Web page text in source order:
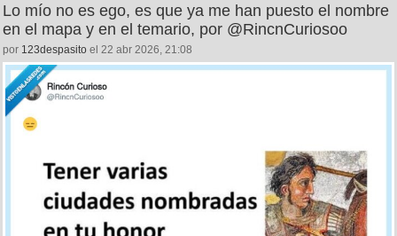
Lo mío no es ego, es que ya me han puesto el nombre
en el mapa y en el temario, por @RincnCuriosoo
por 123despasito el 22 abr 2026, 21:08